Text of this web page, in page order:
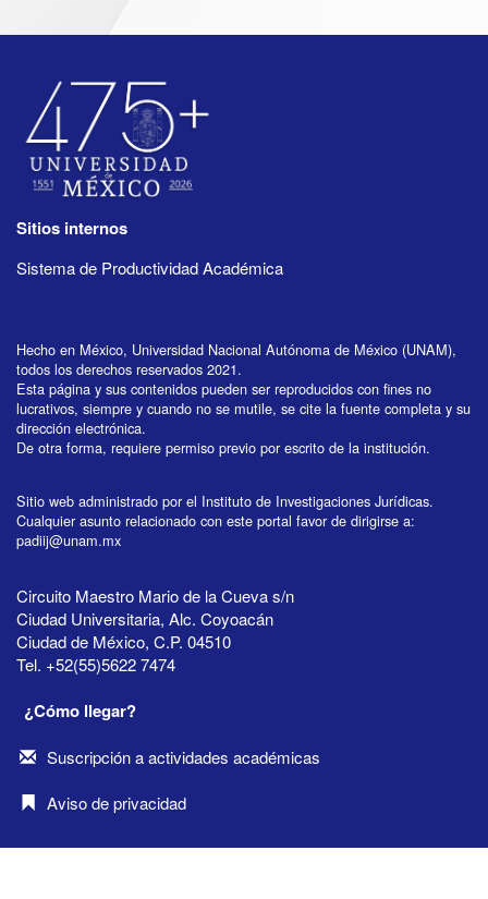
Sitios internos
Sistema de Productividad Académica
Hecho en México, Universidad Nacional Autónoma de México (UNAM),
todos los derechos reservados 2021.
Esta página y sus contenidos pueden ser reproducidos con fines no
lucrativos, siempre y cuando no se mutile, se cite la fuente completa y su
dirección electrónica.
De otra forma, requiere permiso previo por escrito de la institución.
Sitio web administrado por el Instituto de Investigaciones Jurídicas.
Cualquier asunto relacionado con este portal favor de dirigirse a:
padiij@unam.mx
Circuito Maestro Mario de la Cueva s/n
Ciudad Universitaria, Alc. Coyoacán
Ciudad de México, C.P. 04510
Tel. +52(55)5622 7474
¿Cómo llegar?
Suscripción a actividades académicas
Aviso de privacidad